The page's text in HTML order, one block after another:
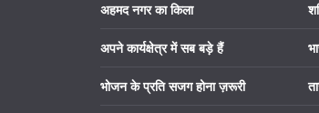
अहमद नगर का किला
अपने कार्यक्षेत्र में सब बड़े हैं
भोजन के प्रति सजग होना ज़रूरी